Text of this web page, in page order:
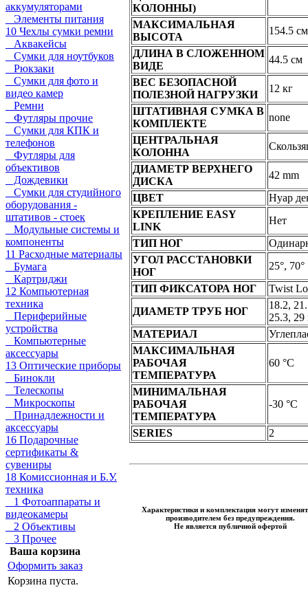
аккумуляторами
Элементы питания
10 Чехлы сумки ремни
Аквакейсы
Сумки для ноутбуков
Рюкзаки
Сумки для фото и
видео камер
Ремни
Футляры прочие
Сумки для КПК и
телефонов
Футляры для
объективов
Дождевики
Сумки для студийного
оборудования -
штативов - стоек
Модульные системы и
компоненты
11 Расходные материалы
Бумага
Картриджи
12 Компьютерная
техника
Периферийные
устройства
Компьютерные
аксессуары
13 Оптические приборы
Бинокли
Телескопы
Микроскопы
Принадлежности и
аксессуары
16 Подарочные
сертификаты &
сувениры
18 Комиссионная и Б.У.
техника
1 Фотоаппараты и
видеокамеры
2 Объективы
3 Прочее
Ваша корзина
Оформить заказ
Корзина пуста.
КОЛОННЫ)
МАКСИМАЛЬНАЯ
ВЫСОТА
154.5 см
ДЛИНА В СЛОЖЕННОМ
ВИДЕ
44.5 см
ВЕС БЕЗОПАСНОЙ
ПОЛЕЗНОЙ НАГРУЗКИ
12 кг
ШТАТИВНАЯ СУМКА В
КОМПЛЕКТЕ
none
ЦЕНТРАЛЬНАЯ
КОЛОННА
ДИАМЕТР ВЕРХНЕГО
ДИСКА
42 mm
ЦВЕТ
Нуар
КРЕПЛЕНИЕ EASY
LINK
Нет
ТИП НОГ
УГОЛ РАССТАНОВКИ
НОГ
25°, 70°
ТИП ФИКСАТОРА НОГ
Twist
ДИАМЕТР ТРУБ НОГ
18.2,
25.3, 29
МАТЕРИАЛ
МАКСИМАЛЬНАЯ
РАБОЧАЯ
ТЕМПЕРАТУРА
60 °C
МИНИМАЛЬНАЯ
РАБОЧАЯ
ТЕМПЕРАТУРА
-30 °C
SERIES 2
Характеристики и комплектация могут
производителем без предупреждения.
Не является публичной офертой